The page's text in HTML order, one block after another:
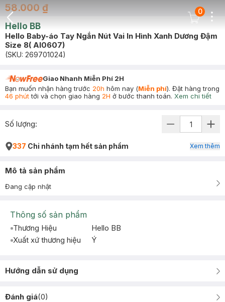
Back Icon
Cart Icon
0
58.000 ₫
Hello BB
Hello Baby-áo Tay Ngắn Nút Vai In Hình Xanh Dương Đậm
Size 8( Al0607)
(SKU: 269701024)
Giao Nhanh Miễn Phí 2H
Bạn muốn nhận hàng trước 20h hôm nay (Miễn phí). Đặt hàng trong
46 phúttới và chọn giao hàng 2H ở bước thanh toán. Xem chi tiết
Số lượng:
337 Chi nhánh tạm hết sản phẩm Xem thêm
Mô tả sản phẩm
Đang cập nhật
Thông số sản phẩm
Thương Hiệu
Hello BB
Xuất xứ thương hiệu
Ý
Hướng dẫn sử dụng
Đánh giá(0)